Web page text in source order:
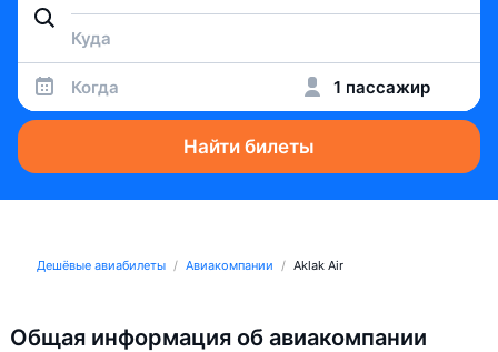
Когда 1 пассажир
Найти билеты
Дешёвые авиабилеты Авиакомпании Aklak Air
Общая информация об авиакомпании